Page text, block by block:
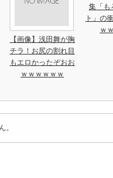
【画像】浅田舞が胸
チラ！お尻の割れ目
もエロかったぞおお
ｗｗｗｗｗｗ
集「も
ト」の
ｗ
。